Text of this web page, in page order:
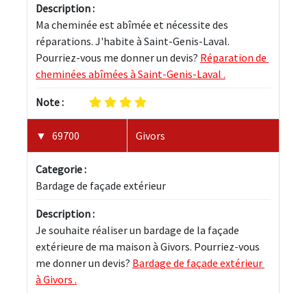
Description :
Ma cheminée est abîmée et nécessite des
réparations. J'habite à Saint-Genis-Laval.
Pourriez-vous me donner un devis? Réparation de
cheminées abîmées à Saint-Genis-Laval .
Note :
69700 Givors
Categorie :
Bardage de façade extérieur
Description :
Je souhaite réaliser un bardage de la façade
extérieure de ma maison à Givors. Pourriez-vous
me donner un devis? Bardage de façade extérieur
à Givors .